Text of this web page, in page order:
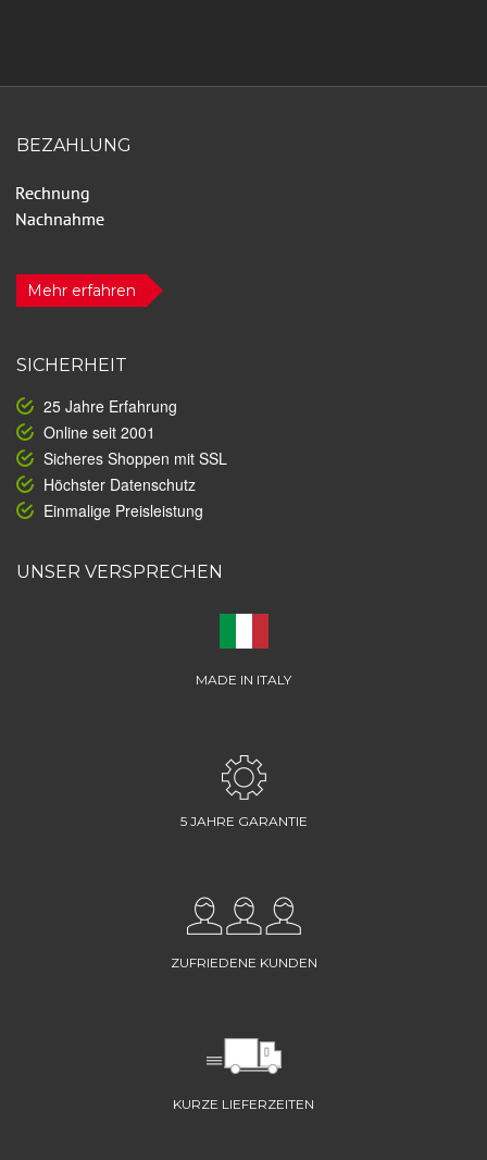
BEZAHLUNG
Mehr erfahren
SICHERHEIT
25 Jahre Erfahrung
Online seit 2001
Sicheres Shoppen mit SSL
Höchster Datenschutz
Einmalige Preisleistung
UNSER VERSPRECHEN
MADE IN ITALY
5 JAHRE GARANTIE
ZUFRIEDENE KUNDEN
KURZE LIEFERZEITEN